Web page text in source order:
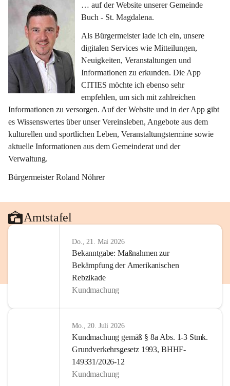
… auf der Website unserer Gemeinde
Buch - St. Magdalena.
Als Bürgermeister lade ich ein, unsere
digitalen Services wie Mitteilungen,
Neuigkeiten, Veranstaltungen und
Informationen zu erkunden. Die App
CITIES möchte ich ebenso sehr
empfehlen, um sich mit zahlreichen
Informationen zu versorgen. Auf der Website und in der App gibt
es Wissenswertes über unser Vereinsleben, Angebote aus dem
kulturellen und sportlichen Leben, Veranstaltungstermine sowie
aktuelle Informationen aus dem Gemeinderat und der
Verwaltung.
Bürgermeister Roland Nöhrer
Amtstafel
Do., 21. Mai 2026
Bekanntgabe: Maßnahmen zur
Bekämpfung der Amerikanischen
Rebzikade
Kundmachung
Mo., 20. Juli 2026
Kundmachung gemäß § 8a Abs. 1-3 Stmk.
Grundverkehrsgesetz 1993, BHHF-
149331/2026-12
Kundmachung